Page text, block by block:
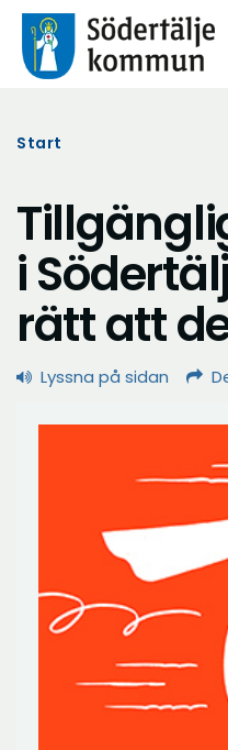
Start
i
rätt att
Lyssna på sidan